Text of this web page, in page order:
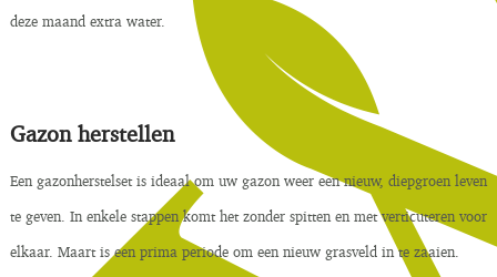
deze maand extra water.
Gazon herstellen
Een gazonherstelset is ideaal om uw gazon weer een nieuw, diepgroen leven
te geven. In enkele stappen komt het zonder spitten en met verticuteren voor
elkaar. Maart is een prima periode om een nieuw grasveld in te zaaien.